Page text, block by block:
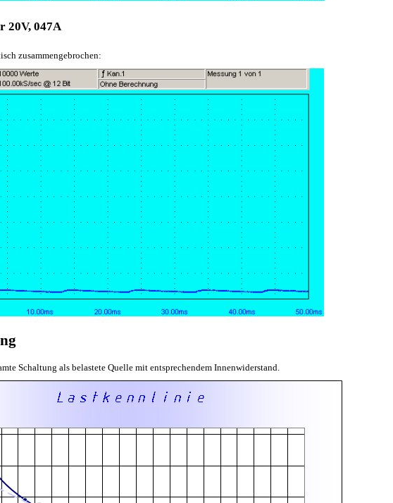
20V, 047A
zusammengebrochen:
Schaltung als belastete Quelle mit entsprechendem Innenwiderstand.